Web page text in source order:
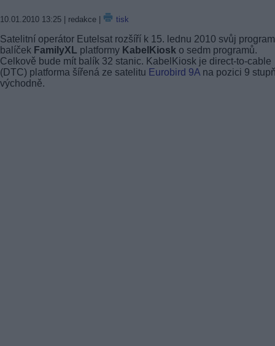
10.01.2010 13:25 | redakce | tisk
Satelitní operátor Eutelsat rozšíří k 15. lednu 2010 svůj
balíček FamilyXL platformy KabelKiosk o sedm programů.
Celkově bude mít balík 32 stanic. KabelKiosk je direct-to-cable
(DTC) platforma šířená ze satelitu Eurobird 9A na pozici 9
východně.